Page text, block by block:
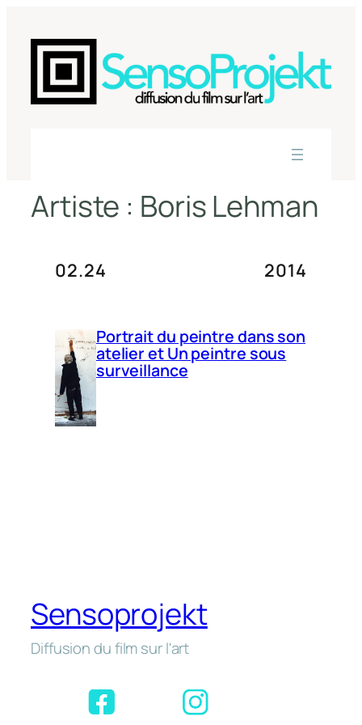
contenu
Artiste : Boris Lehman
02.24 2014
Portrait du peintre dans son
atelier et Un peintre sous
surveillance
Sensoprojekt
Diffusion du film sur l'art